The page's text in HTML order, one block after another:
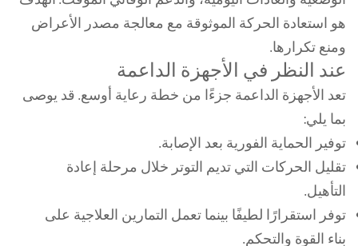
هو استعادة الحركة الموثوقة مع معالجة مصدر الأعراض
ومنع تكرارها.
عند النظر في الأجهزة الداعمة
تعد الأجهزة الداعمة جزءًا من خطة رعاية أوسع. قد يوصى
بما يلي:
توفير الحماية الفورية بعد الإصابة.
تقليل الحركات التي تديم التوتر خلال مرحلة إعادة
التأهيل.
توفر استقرارًا لطيفًا بينما تعمل التمارين العلاجية على
بناء القوة والتحكم.